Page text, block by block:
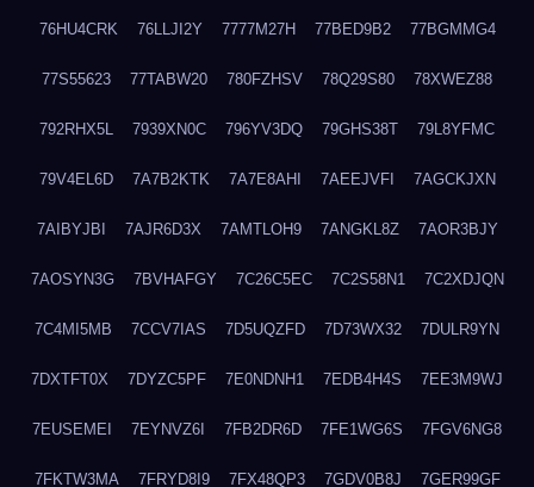
76HU4CRK 76LLJI2Y 7777M27H 77BED9B2 77BGMMG4
77S55623 77TABW20 780FZHSV 78Q29S80 78XWEZ88
792RHX5L 7939XN0C 796YV3DQ 79GHS38T 79L8YFMC
79V4EL6D 7A7B2KTK 7A7E8AHI 7AEEJVFI 7AGCKJXN
7AIBYJBI 7AJR6D3X 7AMTLOH9 7ANGKL8Z 7AOR3BJY
7AOSYN3G 7BVHAFGY 7C26C5EC 7C2S58N1 7C2XDJQN
7C4MI5MB 7CCV7IAS 7D5UQZFD 7D73WX32 7DULR9YN
7DXTFT0X 7DYZC5PF 7E0NDNH1 7EDB4H4S 7EE3M9WJ
7EUSEMEI 7EYNVZ6I 7FB2DR6D 7FE1WG6S 7FGV6NG8
7FKTW3MA 7FRYD8I9 7FX48QP3 7GDV0B8J 7GER99GF